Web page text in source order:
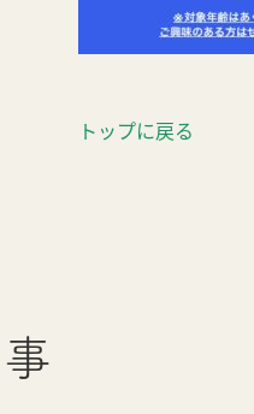
トップに戻る